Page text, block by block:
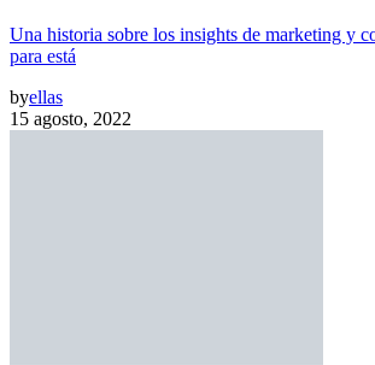
Una historia sobre los insights de marketing y
para está
byellas
15 agosto, 2022